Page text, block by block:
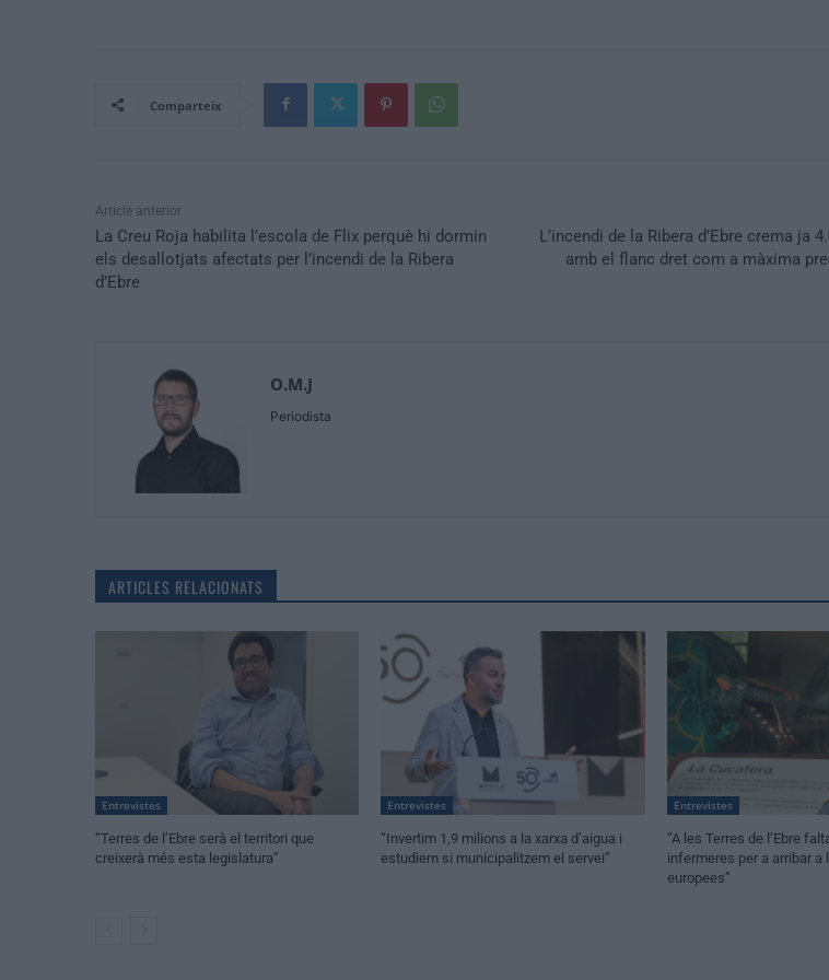
Comparteix
Article anterior
La Creu Roja habilita l’escola de Flix perquè hi dormin
els desallotjats afectats per l’incendi de la Ribera
d’Ebre
L’incendi de la Ribera d’Ebre crema ja
amb el flanc dret com a màxima
O.M.J
Periodista
ARTICLES RELACIONATS
Entrevistes
“Terres de l’Ebre serà el territori que
creixerà més esta legislatura”
Entrevistes
“Invertim 1,9 milions a la xarxa d’aigua i
estudiem si municipalitzem el servei”
Entrevistes
“A les Terres de l’Ebre
infermeres per a arribar a
europees”